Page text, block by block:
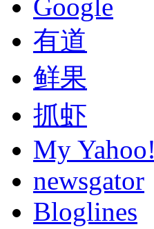
Google
有道
鲜果
抓虾
My Yahoo!
newsgator
Bloglines